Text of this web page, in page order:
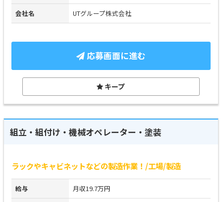
会社名 UTグループ株式会社
応募画面に進む
キープ
組立・組付け・機械オペレーター・塗装
ラックやキャビネットなどの製造作業！/工場/製造
給与 月収19.7万円